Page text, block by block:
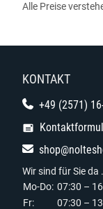
Alle Preise
KONTAKT
+49 (2571)
Wir sind für Sie da
Mo-Do: 07:30 –
Fr:
07:30 –